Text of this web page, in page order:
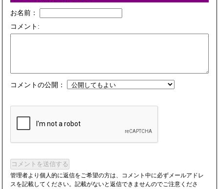
お名前：
コメント:
コメントの公開：
コメントを送信する
管理者より個人的に返信をご希望の方は、コメント中に必ずメールアドレ
スを記載してください。記載がないと返信できませんのでご注意くださ